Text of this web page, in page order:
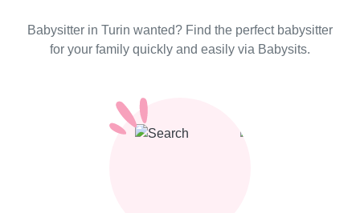
Babysitter in Turin wanted? Find the perfect babysitter
for your family quickly and easily via Babysits.